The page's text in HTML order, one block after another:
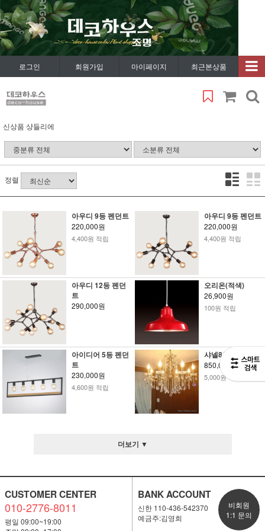
로그인 회원가입 마이페이지 최근본상품
신상품 샹들리에
정렬
아우디 9등 펜던트
220,000원
4,400원 적립
아우디 9등 펜던트
220,000원
4,400원 적립
아우디 12등 펜던
트
290,000원
오리온(적색)
26,900원
100원 적립
아이디어 5등 펜던
트
230,000원
4,600원 적립
샤넬8등
850,000원
5,000원 적립
더보기 ▼
CUSTOMER CENTER
010-2776-8011
평일 09:00~19:00
BANK ACCOUNT
신한 110-436-542370
예금주:김영희
비회원
1:1 문의